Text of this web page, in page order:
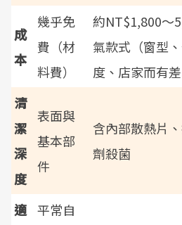
成
本
幾乎免
費（材
料費）
約NT$1,800～
氣款式（窗型
度、店家而有
清
潔
深
度
表面與
基本部
件
含內部散熱片
劑殺菌
適 平常自